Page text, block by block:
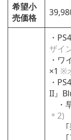
希望小
売価格
・
ザイ
・ワ
×1 ※
・
II』
・
＊2)
｢